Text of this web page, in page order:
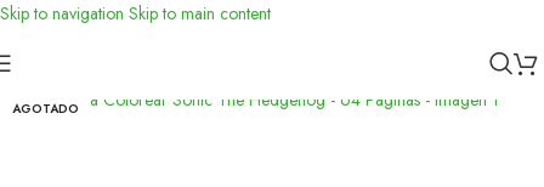
Skip to navigation Skip to main content
Inicio
AGOTADO